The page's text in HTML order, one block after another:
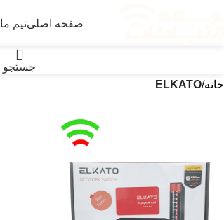
صفحه اصلیتیم ما
جستجو
خانه ELKATO